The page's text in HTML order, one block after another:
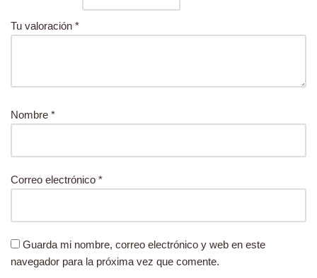
Tu valoración *
Nombre *
Correo electrónico *
Guarda mi nombre, correo electrónico y web en este
navegador para la próxima vez que comente.